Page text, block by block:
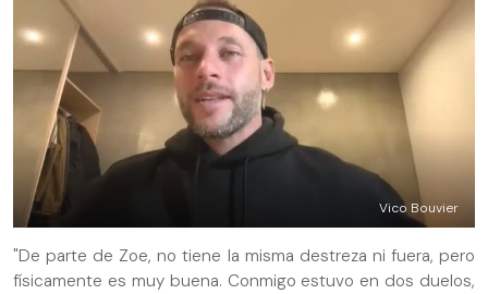
Vico Bouvier
"De parte de Zoe, no tiene la misma destreza ni fuera, pero
físicamente es muy buena. Conmigo estuvo en dos duelos,